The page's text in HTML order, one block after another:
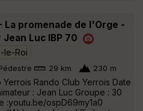
La promenade de l'Orge -
Jean Luc IBP 70
le-Roi
29 km 230 m
Yerrois Rando Club Yerrois Date
: Jean Luc Groupe : 30
:youtu.be/ospD69my1a0